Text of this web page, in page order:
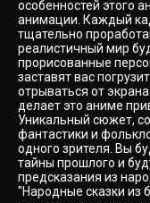
особенностей этого
анимации. Каждый
тщательно
реалистичный мир
прорисованные
заставят вас
отрываться от
делает это аниме
Уникальный сюжет,
фантастики и
одного зрителя. Вы
тайны прошлого и
предсказания из
"Народные сказки из